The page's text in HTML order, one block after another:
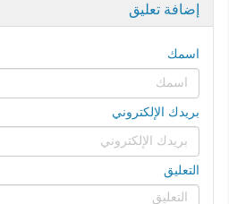
إضافة تعليق
اسمك
بريدك الإلكتروني
التعليق